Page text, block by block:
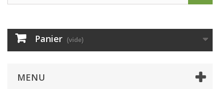
Panier (vide)
MENU